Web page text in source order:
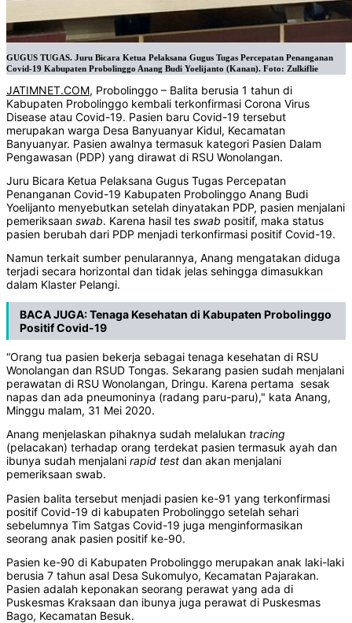
GUGUS TUGAS. Juru Bicara Ketua Pelaksana Gugus Tugas Percepatan Penanganan
Covid-19 Kabupaten Probolinggo Anang Budi Yoelijanto (Kanan). Foto: Zulkiflie
JATIMNET.COM, Probolinggo – Balita berusia 1 tahun di
Kabupaten Probolinggo kembali terkonfirmasi Corona Virus
Disease atau Covid-19. Pasien baru Covid-19 tersebut
merupakan warga Desa Banyuanyar Kidul, Kecamatan
Banyuanyar. Pasien awalnya termasuk kategori Pasien Dalam
Pengawasan (PDP) yang dirawat di RSU Wonolangan.
Juru Bicara Ketua Pelaksana Gugus Tugas Percepatan
Penanganan Covid-19 Kabupaten Probolinggo Anang Budi
Yoelijanto menyebutkan setelah dinyatakan PDP, pasien menjalani
pemeriksaan swab. Karena hasil tes swab positif, maka status
pasien berubah dari PDP menjadi terkonfirmasi positif Covid-19.
Namun terkait sumber penularannya, Anang mengatakan diduga
terjadi secara horizontal dan tidak jelas sehingga dimasukkan
dalam Klaster Pelangi.
BACA JUGA:Tenaga Kesehatan di Kabupaten Probolinggo
Positif Covid-19
“Orang tua pasien bekerja sebagai tenaga kesehatan di RSU
Wonolangan dan RSUD Tongas. Sekarang pasien sudah menjalani
perawatan di RSU Wonolangan, Dringu. Karena pertama sesak
napas dan ada pneumoninya (radang paru-paru)," kata Anang,
Minggu malam, 31 Mei 2020.
Anang menjelaskan pihaknya sudah melalukan tracing
(pelacakan) terhadap orang terdekat pasien termasuk ayah dan
ibunya sudah menjalani rapid test dan akan menjalani
pemeriksaan swab.
Pasien balita tersebut menjadi pasien ke-91 yang terkonfirmasi
positif Covid-19 di kabupaten Probolinggo setelah sehari
sebelumnya Tim Satgas Covid-19 juga menginformasikan
seorang anak pasien positif ke-90.
Pasien ke-90 di Kabupaten Probolinggo merupakan anak laki-laki
berusia 7 tahun asal Desa Sukomulyo, Kecamatan Pajarakan.
Pasien adalah keponakan seorang perawat yang ada di
Puskesmas Kraksaan dan ibunya juga perawat di Puskesmas
Bago, Kecamatan Besuk.